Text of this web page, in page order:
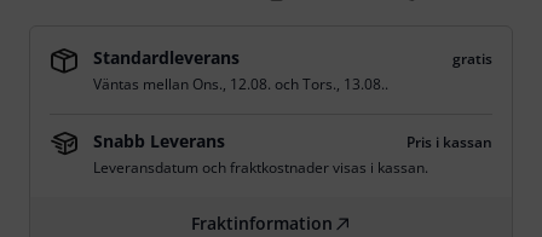
Standardleverans
gratis
Väntas mellan Ons., 12.08. ochTors., 13.08..
Snabb Leverans
Pris i kassan
Leveransdatum och fraktkostnader visas i kassan.
Fraktinformation